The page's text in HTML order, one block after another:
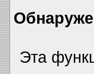
Эта